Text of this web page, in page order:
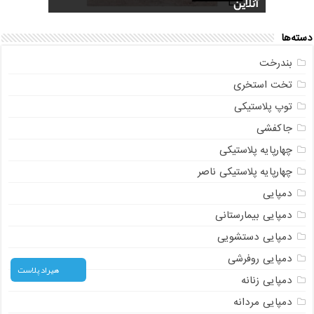
دسته‌ها
بندرخت
تخت استخری
توپ پلاستیکی
جاکفشی
چهارپایه پلاستیکی
چهارپایه پلاستیکی ناصر
دمپایی
دمپایی بیمارستانی
دمپایی دستشویی
دمپایی روفرشی
دمپایی زنانه
دمپایی مردانه
هیراد پلاست